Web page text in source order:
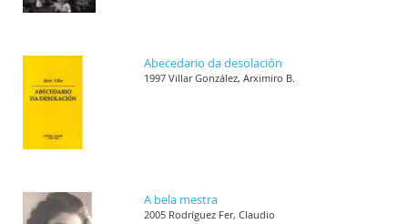
Abecedario da desolación
1997 Villar González, Arximiro B.
A bela mestra
2005 Rodríguez Fer, Claudio